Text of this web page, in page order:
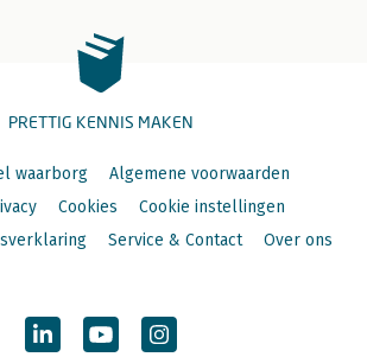
PRETTIG KENNIS MAKEN
waarborg
Algemene voorwaarden
Cookies
Cookie instellingen
Service & Contact Over ons